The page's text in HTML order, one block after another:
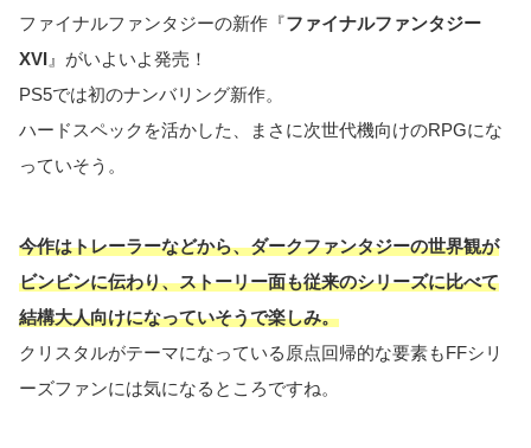
ファイナルファンタジーの新作『ファイナルファンタジー
XVI 』がいよいよ発売！
PS5では初のナンバリング新作。
ハードスペックを活かした、まさに次世代機向けのRPGにな
っていそう。
今作はトレーラーなどから、ダークファンタジーの世界観が
ビンビンに伝わり、ストーリー面も従来のシリーズに比べて
結構大人向けになっていそうで楽しみ。
クリスタルがテーマになっている原点回帰的な要素もFFシリ
ーズファンには気になるところですね。